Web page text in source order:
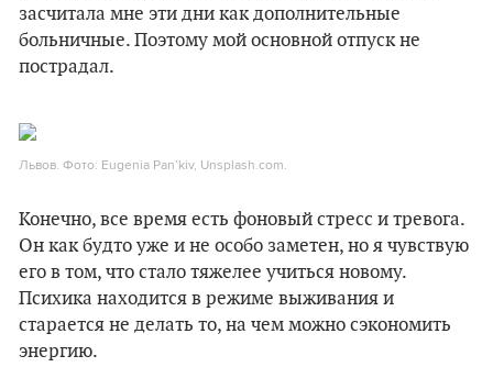
засчитала мне эти дни как дополнительные
больничные. Поэтому мой основной отпуск не
пострадал.
Львов. Фото: Eugenia Pan’kiv, Unsplash.com.
Конечно, все время есть фоновый стресс и тревога.
Он как будто уже и не особо заметен, но я чувствую
его в том, что стало тяжелее учиться новому.
Психика находится в режиме выживания и
старается не делать то, на чем можно сэкономить
энергию.